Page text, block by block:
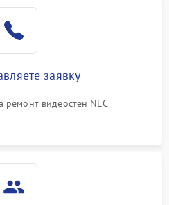
заявку
ремонт видеостен NEC